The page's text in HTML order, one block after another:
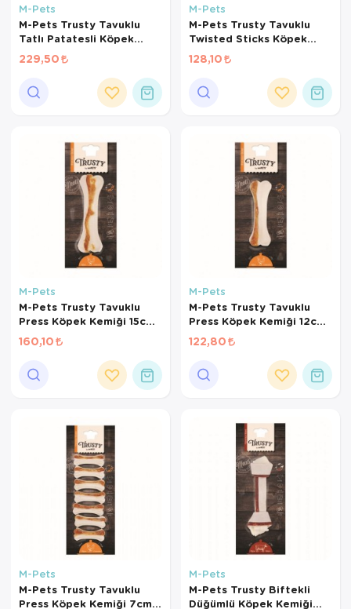
M-Pets
M-Pets Trusty Tavuklu
Tatlı Patatesli Köpek
Kemiği 7cm 140gr 7li
Paket
229,50
M-Pets
M-Pets Trusty Tavuklu
Twisted Sticks Köpek
Kemiği 12cm 55gr 10lu
Paket
128,10
M-Pets
M-Pets Trusty Tavuklu
Press Köpek Kemiği 15cm
85gr
160,10
M-Pets
M-Pets Trusty Tavuklu
Press Köpek Kemiği 12cm
55gr
122,80
M-Pets
M-Pets Trusty Tavuklu
Press Köpek Kemiği 7cm
M-Pets
M-Pets Trusty Biftekli
Düğümlü Köpek Kemiği